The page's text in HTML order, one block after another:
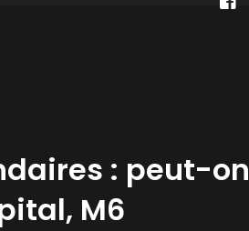
: peut-on
M6